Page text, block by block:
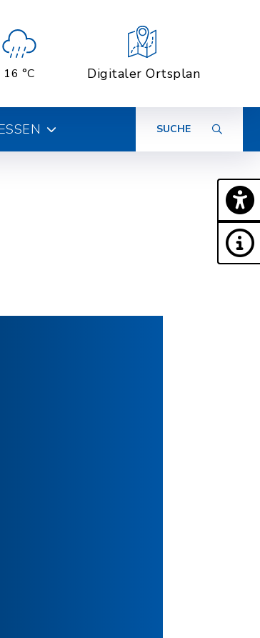
16 °C Digitaler Ortsplan
SUCHE